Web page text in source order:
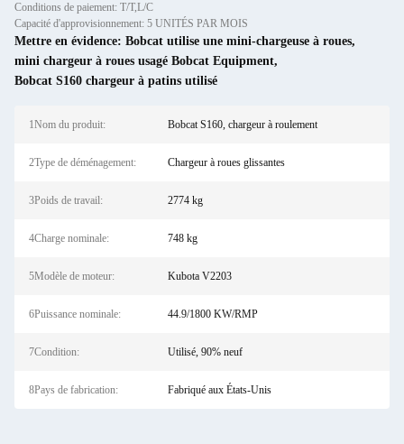
Conditions de paiement: T/T,L/C
Capacité d'approvisionnement: 5 UNITÉS PAR MOIS
Mettre en évidence: Bobcat utilise une mini-chargeuse à roues,
mini chargeur à roues usagé Bobcat Equipment,
Bobcat S160 chargeur à patins utilisé
1Nom du produit: Bobcat S160, chargeur à roulement
2Type de déménagement: Chargeur à roues glissantes
3Poids de travail: 2774 kg
4Charge nominale: 748 kg
5Modèle de moteur: Kubota V2203
6Puissance nominale: 44.9/1800 KW/RMP
7Condition: Utilisé, 90% neuf
8Pays de fabrication: Fabriqué aux États-Unis